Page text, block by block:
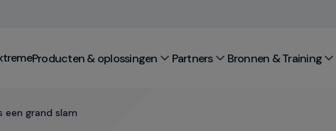
Producten & oplossingen Partners Bronnen & Training
een grand slam